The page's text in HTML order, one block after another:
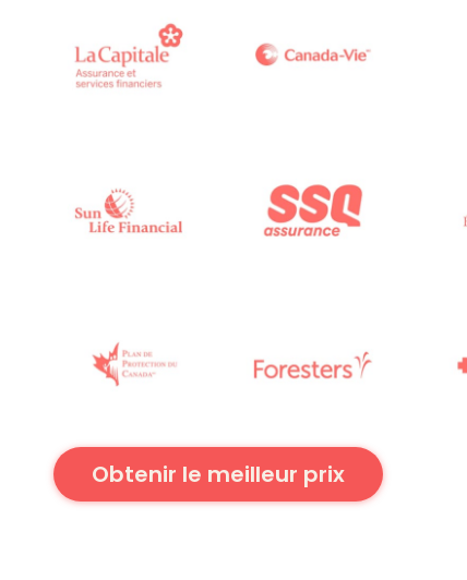
Obtenir le meilleur prix